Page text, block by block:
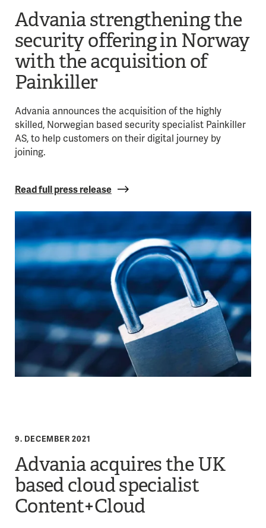
Advania strengthening the
security offering in Norway
with the acquisition of
Painkiller
Advania announces the acquisition of the highly
skilled, Norwegian based security specialist Painkiller
AS, to help customers on their digital journey by
joining.
Read full press release
9. DECEMBER 2021
Advania acquires the UK
based cloud specialist
Content+Cloud